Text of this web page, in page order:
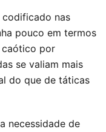
nas
pouco em termos
caótico por
se valiam mais
do que de táticas
necessidade de